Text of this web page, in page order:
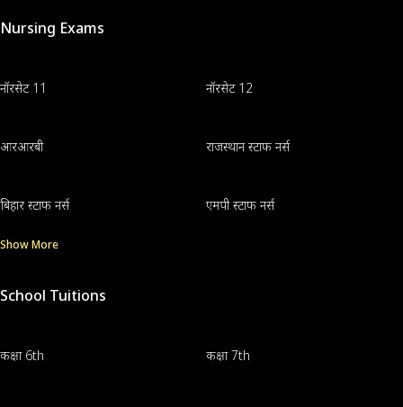
Nursing Exams
नॉरसेट 11 नॉरसेट 12
आरआरबी राजस्थान स्टाफ नर्स
बिहार स्टाफ नर्स एमपी स्टाफ नर्स
Show More
School Tuitions
कक्षा 6th कक्षा 7th